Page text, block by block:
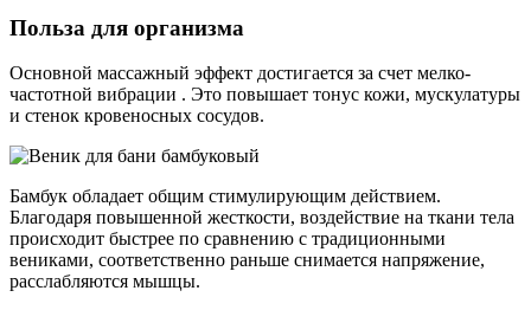
Польза для организма
Основной массажный эффект достигается за счет мелко-
частотной вибрации . Это повышает тонус кожи, мускулатуры
и стенок кровеносных сосудов.
Бамбук обладает общим стимулирующим действием.
Благодаря повышенной жесткости, воздействие на ткани тела
происходит быстрее по сравнению с традиционными
вениками, соответственно раньше снимается напряжение,
расслабляются мышцы.